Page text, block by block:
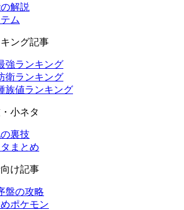
解説
ム
ング記事
強ランキング
衛ランキング
族値ランキング
小ネタ
裏技
まとめ
け記事
盤の攻略
ポケモン